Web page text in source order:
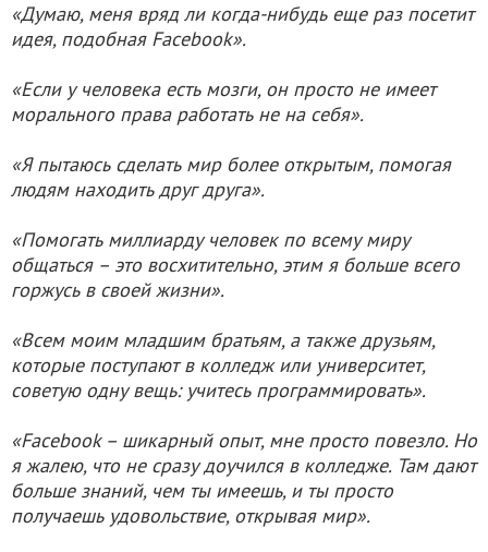
«Думаю, меня вряд ли когда-нибудь еще раз посетит
идея, подобная Facebook».
«Если у человека есть мозги, он просто не имеет
морального права работать не на себя».
«Я пытаюсь сделать мир более открытым, помогая
людям находить друг друга».
«Помогать миллиарду человек по всему миру
общаться – это восхитительно, этим я больше всего
горжусь в своей жизни».
«Всем моим младшим братьям, а также друзьям,
которые поступают в колледж или университет,
советую одну вещь: учитесь программировать».
«Facebook – шикарный опыт, мне просто повезло. Но
я жалею, что не сразу доучился в колледже. Там дают
больше знаний, чем ты имеешь, и ты просто
получаешь удовольствие, открывая мир».